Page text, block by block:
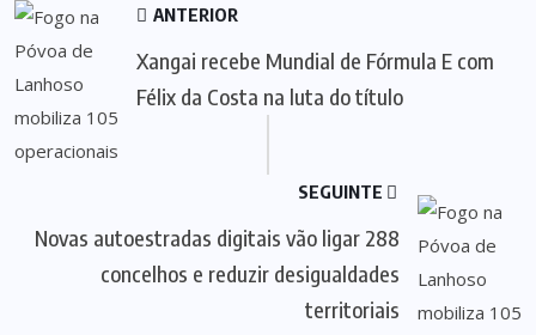
ANTERIOR
Xangai recebe Mundial de Fórmula E com
Félix da Costa na luta do título
SEGUINTE
Novas autoestradas digitais vão ligar 288
concelhos e reduzir desigualdades
territoriais